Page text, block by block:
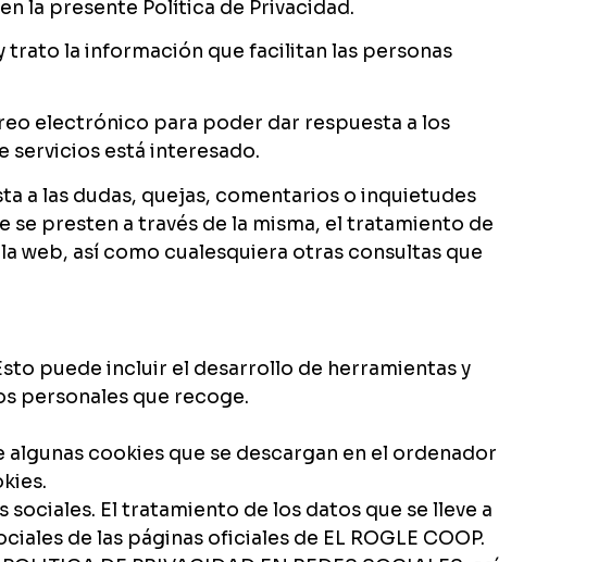
la presente Política de Privacidad.
trato la información que facilitan las personas
electrónico para poder dar respuesta a los
servicios está interesado.
a las dudas, quejas, comentarios o inquietudes
se presten a través de la misma, el tratamiento de
web, así como cualesquiera otras consultas que
puede incluir el desarrollo de herramientas y
personales que recoge.
cookies que se descargan en el ordenador
sociales. El tratamiento de los datos que se lleve a
de las páginas oficiales de EL ROGLE COOP.